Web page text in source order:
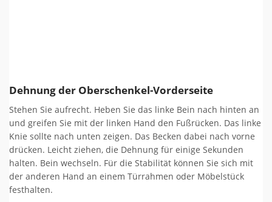
Dehnung der Oberschenkel-Vorderseite
Stehen Sie aufrecht. Heben Sie das linke Bein nach hinten an
und greifen Sie mit der linken Hand den Fußrücken. Das linke
Knie sollte nach unten zeigen. Das Becken dabei nach vorne
drücken. Leicht ziehen, die Dehnung für einige Sekunden
halten. Bein wechseln. Für die Stabilität können Sie sich mit
der anderen Hand an einem Türrahmen oder Möbelstück
festhalten.